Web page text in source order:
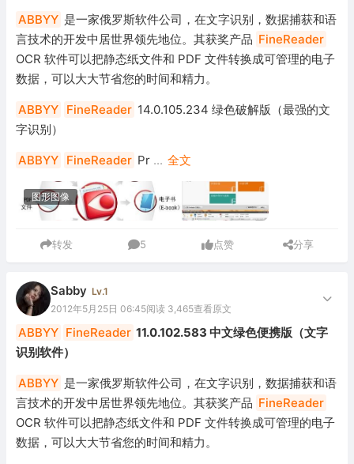
安全防御
系统下载
ABBYY 是一家俄罗斯软件公司，在文字识别，数据捕获和语
言技术的开发中居世界领先地位。其获奖产品 FineReader
OCR 软件可以把静态纸文件和 PDF 文件转换成可管理的电子
数据，可以大大节省您的时间和精力。
ABBYY FineReader 14.0.105.234 绿色破解版（最强的文
字识别）
ABBYY FineReader Pr ... 全文
图形图像
转发 5 点赞 分享
Sabby Lv.1
2012年5月25日 06:45阅读 3,465查看原文
ABBYY FineReader 11.0.102.583 中文绿色便携版（文字
识别软件）
ABBYY 是一家俄罗斯软件公司，在文字识别，数据捕获和语
言技术的开发中居世界领先地位。其获奖产品 FineReader
OCR 软件可以把静态纸文件和 PDF 文件转换成可管理的电子
数据，可以大大节省您的时间和精力。